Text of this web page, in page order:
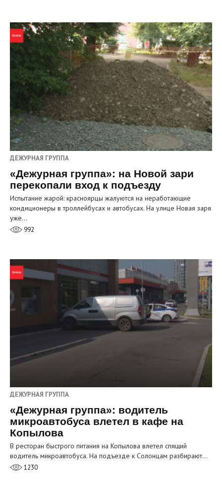
ДЕЖУРНАЯ ГРУППА
«Дежурная группа»: на Новой зари
перекопали вход к подъезду
Испытание жарой: красноярцы жалуются на неработающие
кондиционеры в троллейбусах и автобусах. На улице Новая заря
уже…
992
ДЕЖУРНАЯ ГРУППА
«Дежурная группа»: водитель
микроавтобуса влетел в кафе на
Копылова
В ресторан быстрого питания на Копылова влетел спящий
водитель микроавтобуса. На подъезде к Солонцам разбирают…
1230